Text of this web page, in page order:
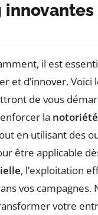
il est
et d’innover. Voici
de vous
la notoriété
en utilisant des
être applicable
, l’exploitation
vos
votre